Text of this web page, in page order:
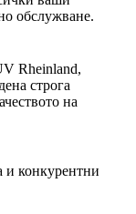
обслужване.
Rheinland,
строга
на
и конкурентни